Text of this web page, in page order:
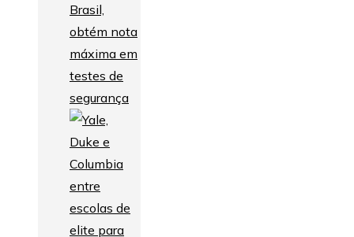
Brasil,
obtém nota
máxima em
testes de
segurança